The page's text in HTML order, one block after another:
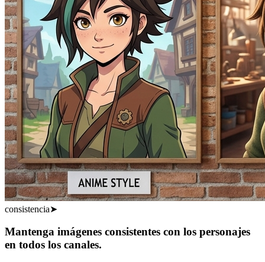
consistencia➤
Mantenga imágenes consistentes con los personajes
en todos los canales.